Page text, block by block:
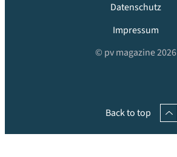
Datenschutz
Impressum
© pv magazine 2026
Back to top